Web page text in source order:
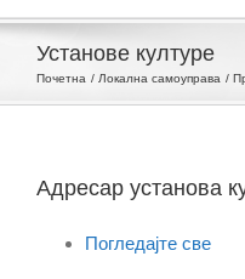
Установе културе
Почетна Локална самоуправа
Адресар установа
Погледајте све